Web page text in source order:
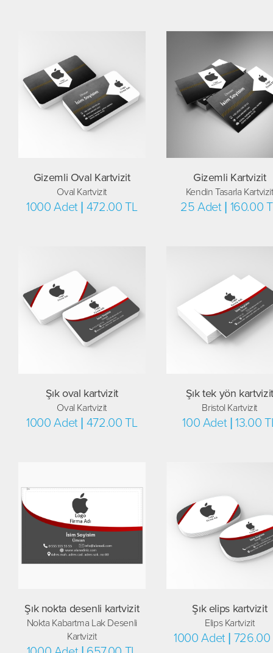
Gizemli Oval Kartvizit
Oval Kartvizit
1000 Adet | 472.00 TL
Gizemli Kartvizit
Kendin Tasarla Kartvizit
25 Adet | 160.00
Şık oval kartvizit
Oval Kartvizit
1000 Adet | 472.00 TL
Şık tek yön kartvizit
Bristol Kartvizit
100 Adet | 13.00
Şık nokta desenli kartvizit
Nokta Kabartma Lak Desenli
Kartvizit
Şık elips kartvizit
Elips Kartvizit
1000 Adet | 726.00